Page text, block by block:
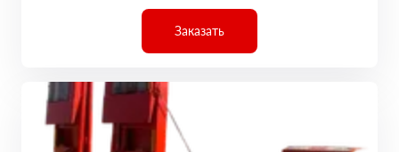
Заказать